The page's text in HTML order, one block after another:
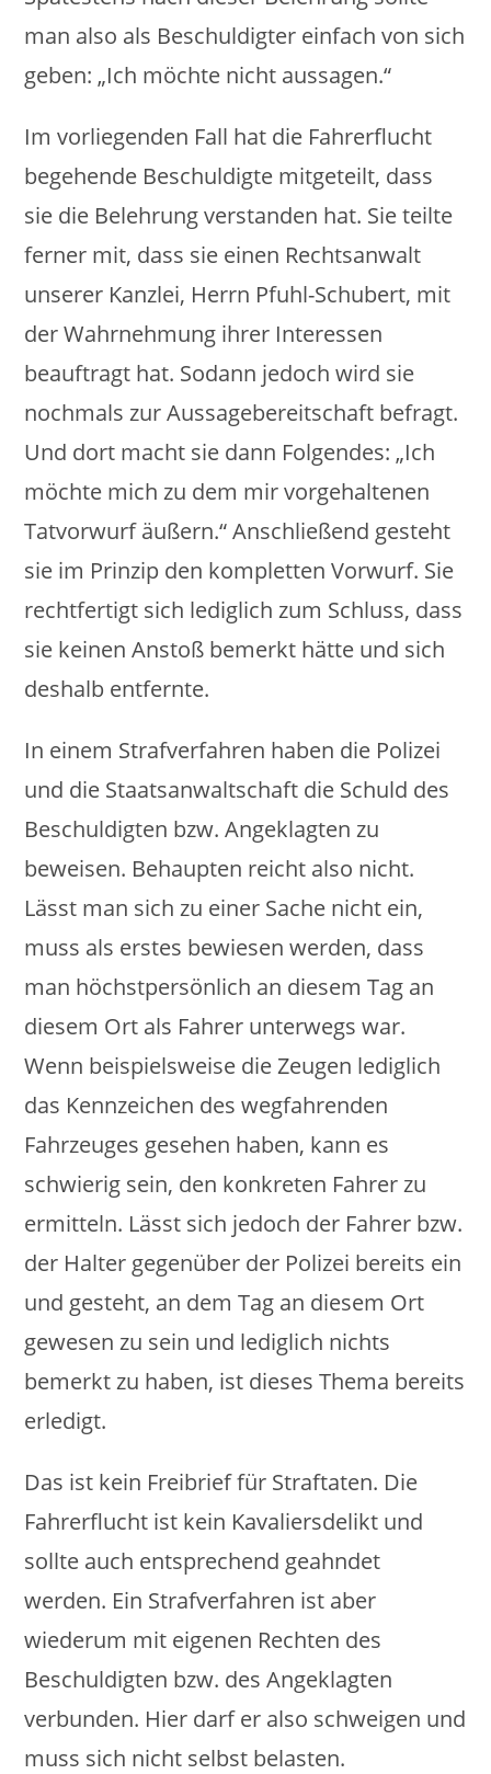
man also als Beschuldigter einfach von sich
geben: „Ich möchte nicht aussagen.“
Im vorliegenden Fall hat die Fahrerflucht
begehende Beschuldigte mitgeteilt, dass
sie die Belehrung verstanden hat. Sie teilte
ferner mit, dass sie einen Rechtsanwalt
unserer Kanzlei, Herrn Pfuhl-Schubert, mit
der Wahrnehmung ihrer Interessen
beauftragt hat. Sodann jedoch wird sie
nochmals zur Aussagebereitschaft befragt.
Und dort macht sie dann Folgendes: „Ich
möchte mich zu dem mir vorgehaltenen
Tatvorwurf äußern.“ Anschließend gesteht
sie im Prinzip den kompletten Vorwurf. Sie
rechtfertigt sich lediglich zum Schluss, dass
sie keinen Anstoß bemerkt hätte und sich
deshalb entfernte.
In einem Strafverfahren haben die Polizei
und die Staatsanwaltschaft die Schuld des
Beschuldigten bzw. Angeklagten zu
beweisen. Behaupten reicht also nicht.
Lässt man sich zu einer Sache nicht ein,
muss als erstes bewiesen werden, dass
man höchstpersönlich an diesem Tag an
diesem Ort als Fahrer unterwegs war.
Wenn beispielsweise die Zeugen lediglich
das Kennzeichen des wegfahrenden
Fahrzeuges gesehen haben, kann es
schwierig sein, den konkreten Fahrer zu
ermitteln. Lässt sich jedoch der Fahrer bzw.
der Halter gegenüber der Polizei bereits ein
und gesteht, an dem Tag an diesem Ort
gewesen zu sein und lediglich nichts
bemerkt zu haben, ist dieses Thema bereits
erledigt.
Das ist kein Freibrief für Straftaten. Die
Fahrerflucht ist kein Kavaliersdelikt und
sollte auch entsprechend geahndet
werden. Ein Strafverfahren ist aber
wiederum mit eigenen Rechten des
Beschuldigten bzw. des Angeklagten
verbunden. Hier darf er also schweigen und
muss sich nicht selbst belasten.